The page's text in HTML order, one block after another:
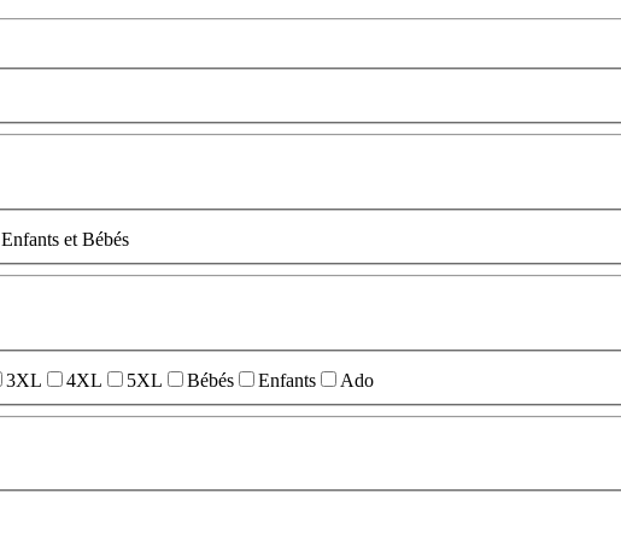
Enfants et Bébés
3XL 4XL 5XL Bébés Enfants Ado